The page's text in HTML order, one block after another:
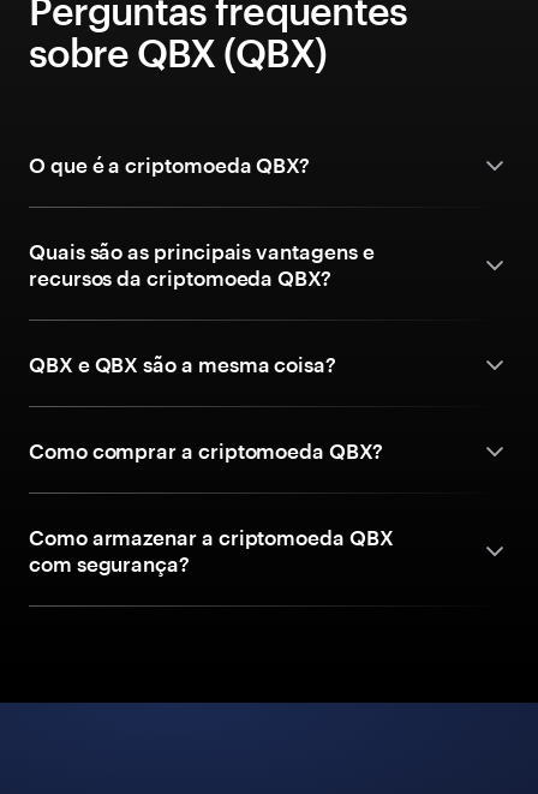
Perguntas frequentes
sobre QBX (QBX)
O que é a criptomoeda QBX?
Quais são as principais vantagens e
recursos da criptomoeda QBX?
QBX e QBX são a mesma coisa?
Como comprar a criptomoeda QBX?
Como armazenar a criptomoeda QBX
com segurança?